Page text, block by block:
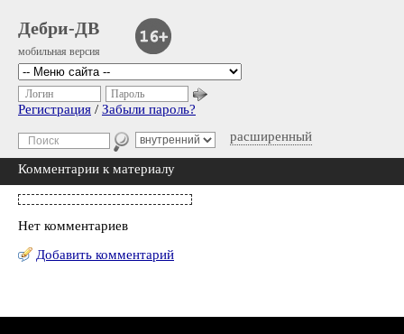
Дебри-ДВ
мобильная версия
расширенный
Логин Пароль
Регистрация / Забыли пароль?
Комментарии к материалу
Нет комментариев
Добавить комментарий